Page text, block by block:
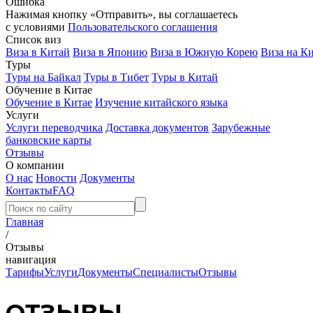
Нажимая кнопку «Отправить», вы соглашаетесь
с условиями Пользовательского соглашения
Список виз
Виза в Китай Виза в Японию Виза в Южную Корею Виза на
Туры
Туры на Байкал Туры в Тибет Туры в Китай
Обучение в Китае
Обучение в Китае Изучение китайского языка
Услуги
Услуги переводчика Доставка документов Зарубежные
банковские карты
Отзывы
О компании
О нас Новости Документы
КонтактыFAQ
Главная
/
Отзывы
навигация
ТарифыУслугиДокументыСпециалистыОтзывы